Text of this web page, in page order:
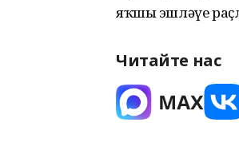
яҡшы эшләүе
Читайте нас